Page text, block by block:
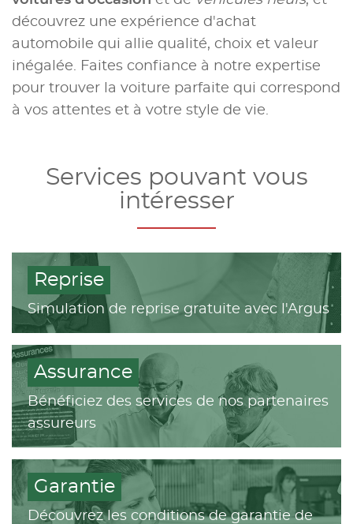
découvrez une expérience d'achat
automobile qui allie qualité, choix et valeur
inégalée. Faites confiance à notre expertise
pour trouver la voiture parfaite qui correspond
à vos attentes et à votre style de vie.
Services pouvant vous
intéresser
Reprise
Simulation de reprise gratuite avec l'Argus
Assurance
Bénéficiez des services de nos partenaires
assureurs
Garantie
Découvrez les conditions de garantie de